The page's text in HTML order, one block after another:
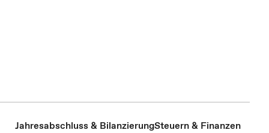
Jahresabschluss & BilanzierungSteuern & Finanzen